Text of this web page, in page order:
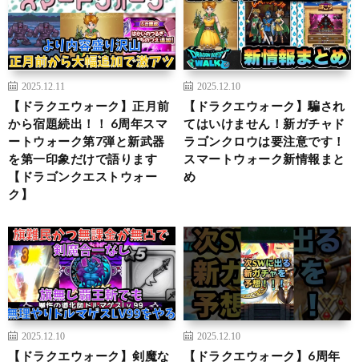
2025.12.11
【ドラクエウォーク】正月前
から宿題続出！！ 6周年スマ
ートウォーク第7弾と新武器
を第一印象だけで語ります
【ドラゴンクエストウォー
ク】
2025.12.10
【ドラクエウォーク】騙され
てはいけません！新ガチャド
ラゴンクロウは要注意です！
スマートウォーク新情報まと
め
2025.12.10
【ドラクエウォーク】剣魔な
2025.12.10
【ドラクエウォーク】6周年